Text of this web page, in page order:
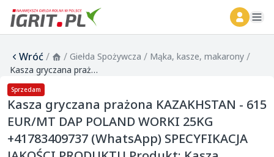
Wróć/ / Giełda Spożywcza / Mąka, kasze, makarony /
Kasza gryczana prażona KAZAKHSTAN - 615 EUR/MT DAP POLAND WORKI 25KG +41783409737 (WhatsApp) SPECYFIKACJA JAKOŚCI PRODUKTU Produkt: Kasza gryczana p
Sprzedam
Kasza gryczana prażona KAZAKHSTAN - 615
EUR/MT DAP POLAND WORKI 25KG
+41783409737 (WhatsApp) SPECYFIKACJA